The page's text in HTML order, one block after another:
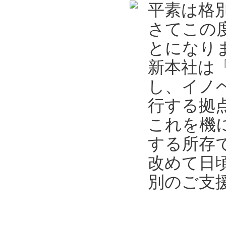
平素は格
さてこの
とになり
新本社は
し、イノ
行する拠
これを機
する所存
改めて日
別のご支